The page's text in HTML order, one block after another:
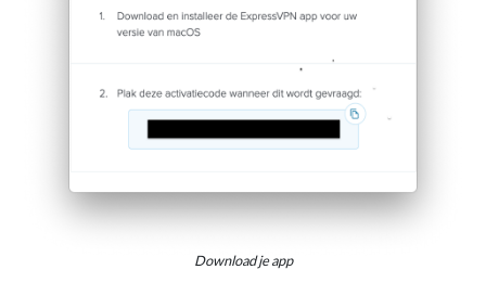
Download je app